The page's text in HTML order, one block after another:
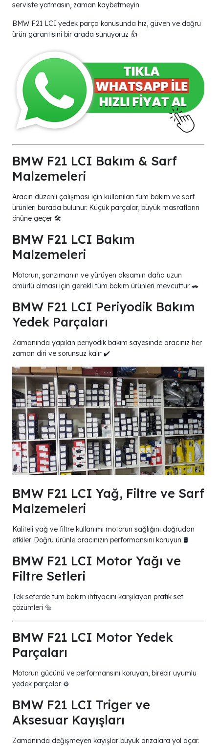
serviste yatmasın, zaman kaybetmeyin.
BMW F21 LCI yedek parça konusunda hız, güven ve doğru
ürün garantisini bir arada sunuyoruz 👍
BMW F21 LCI Bakım & Sarf
Malzemeleri
Aracın düzenli çalışması için kullanılan tüm bakım ve sarf
ürünleri burada bulunur. Küçük parçalar, büyük masrafların
önüne geçer 🛠️
BMW F21 LCI Bakım
Malzemeleri
Motorun, şanzımanın ve yürüyen aksamın daha uzun
ömürlü olması için gerekli tüm bakım ürünleri mevcuttur 🚗
BMW F21 LCI Periyodik Bakım
Yedek Parçaları
Zamanında yapılan periyodik bakım sayesinde aracınız her
zaman diri ve sorunsuz kalır ✔️
BMW F21 LCI Yağ, Filtre ve Sarf
Malzemeleri
Kaliteli yağ ve filtre kullanımı motorun sağlığını doğrudan
etkiler. Doğru ürünle aracınızın performansını koruyun 🛢️
BMW F21 LCI Motor Yağı ve
Filtre Setleri
Tek seferde tüm bakım ihtiyacını karşılayan pratik set
çözümleri 🔩
BMW F21 LCI Motor Yedek
Parçaları
Motorun gücünü ve performansını koruyan, birebir uyumlu
yedek parçalar ⚙️
BMW F21 LCI Triger ve
Aksesuar Kayışları
Zamanında değişmeyen kayışlar büyük arızalara yol açar.